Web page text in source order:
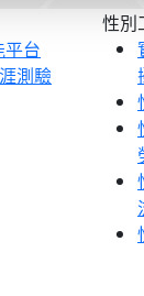
平台
測驗
性別